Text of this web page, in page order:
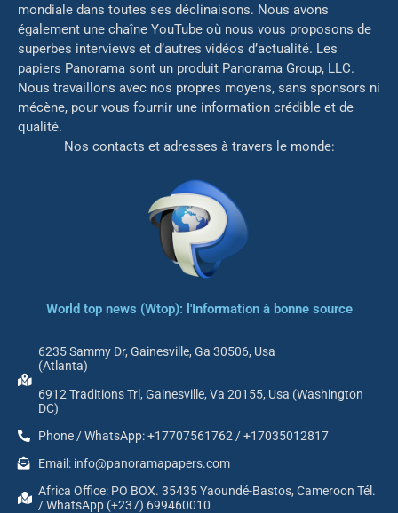
mondiale dans toutes ses déclinaisons. Nous avons
également une chaîne YouTube où nous vous proposons de
superbes interviews et d’autres vidéos d’actualité. Les
papiers Panorama sont un produit Panorama Group, LLC.
Nous travaillons avec nos propres moyens, sans sponsors ni
mécène, pour vous fournir une information crédible et de
qualité.
Nos contacts et adresses à travers le monde:
World top news (Wtop): l'Information à bonne source
6235 Sammy Dr, Gainesville, Ga 30506, Usa
(Atlanta)
6912 Traditions Trl, Gainesville, Va 20155, Usa (Washington
DC)
Phone / WhatsApp: +17707561762 / +17035012817
Email: info@panoramapapers.com
Africa Office: PO BOX. 35435 Yaoundé-Bastos, Cameroon Tél.
/ WhatsApp (+237) 699460010